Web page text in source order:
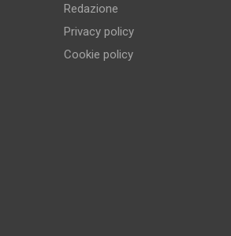
Redazione
Privacy policy
Cookie policy